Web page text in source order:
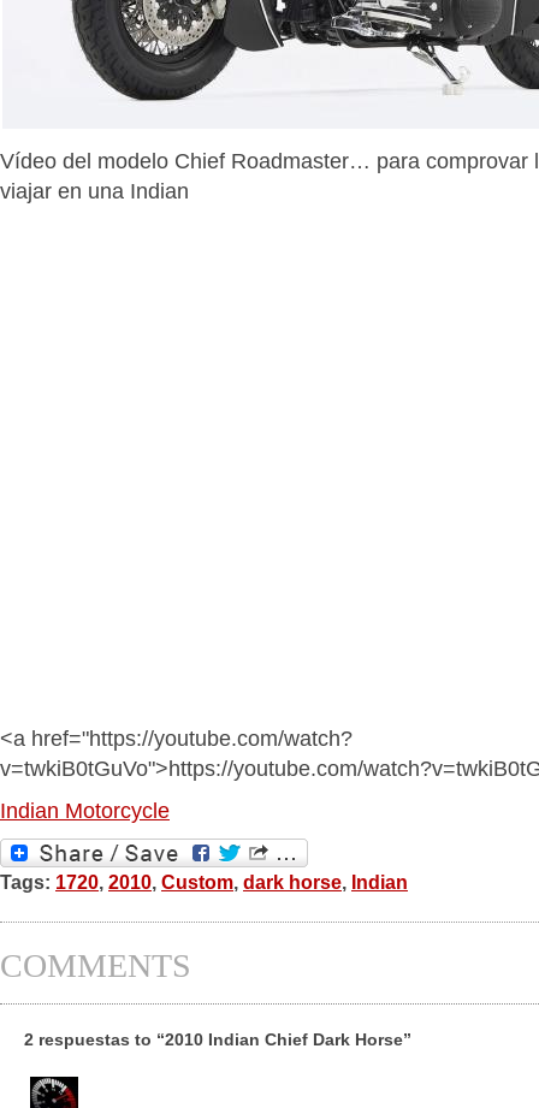
Vídeo del modelo Chief Roadmaster… para comprovar
viajar en una Indian
<a href="https://youtube.com/watch?
v=twkiB0tGuVo">https://youtube.com/
Indian Motorcycle
Tags: 1720, 2010, Custom, dark horse, Indian
COMMENTS
2 respuestas to “2010 Indian Chief Dark Horse”